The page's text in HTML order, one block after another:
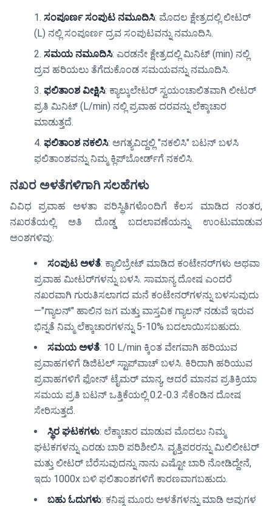
ಸಂಪೂರ್ಣ ಸಂಪುಟ ನಮೂದಿಸಿ: ಮೊದಲ ಕ್ಷೇತ್ರದಲ್ಲಿ ಲೀಟರ್
(L) ನಲ್ಲಿ ಸಂಪೂರ್ಣ ದ್ರವ ಸಂಪುಟವನ್ನು ನಮೂದಿಸಿ.
ಸಮಯ ನಮೂದಿಸಿ: ಎರಡನೇ ಕ್ಷೇತ್ರದಲ್ಲಿ ಮಿನಿಟ್ (min) ನಲ್ಲಿ
ದ್ರವ ಹರಿಯಲು ತೆಗೆದುಕೊಂಡ ಸಮಯವನ್ನು ನಮೂದಿಸಿ.
ಫಲಿತಾಂಶ ವೀಕ್ಷಿಸಿ: ಕ್ಯಾಲ್ಕುಲೇಟರ್ ಸ್ವಯಂಚಾಲಿತವಾಗಿ ಲೀಟರ್
ಪ್ರತಿ ಮಿನಿಟ್ (L/min) ನಲ್ಲಿ ಪ್ರವಾಹ ದರವನ್ನು ಲೆಕ್ಕಾಚಾರ
ಮಾಡುತ್ತದೆ.
ಫಲಿತಾಂಶ ನಕಲಿಸಿ: ಅಗತ್ಯವಿದ್ದಲ್ಲಿ "ನಕಲಿಸಿ" ಬಟನ್ ಬಳಸಿ
ಫಲಿತಾಂಶವನ್ನು ನಿಮ್ಮ ಕ್ಲಿಪ್‌ಬೋರ್ಡ್‌ಗೆ ನಕಲಿಸಿ.
ನಖರ ಅಳತೆಗಳಿಗಾಗಿ ಸಲಹೆಗಳು
ವಿವಿಧ ಪ್ರವಾಹ ಅಳತಾ ಪರಿಸ್ಥಿತಿಗಳೊಂದಿಗೆ ಕೆಲಸ ಮಾಡಿದ ನಂತರ,
ನಖರತೆಯಲ್ಲಿ ಅತಿ ದೊಡ್ಡ ಬದಲಾವಣೆಯನ್ನು ಉಂಟುಮಾಡುವ
ಅಂಶಗಳಿವು:
ಸಂಪುಟ ಅಳತೆ: ಕ್ಯಾಲಿಬ್ರೇಟ್ ಮಾಡಿದ ಕಂಟೇನರ್‌ಗಳು ಅಥವಾ
ಪ್ರವಾಹ ಮೀಟರ್‌ಗಳನ್ನು ಬಳಸಿ. ಸಾಮಾನ್ಯ ದೋಷ ಎಂದರೆ
ನಖರವಾಗಿ ಗುರುತಿಸಲಾಗದ ಮನೆ ಕಂಟೇನರ್‌ಗಳನ್ನು ಬಳಸುವುದು
—"ಗ್ಯಾಲನ್" ಹಾಲಿನ ಜಗ ಮತ್ತು ವಾಸ್ತವಿಕ ಗ್ಯಾಲನ್ ನಡುವೆ ಇರುವ
ಭಿನ್ನತೆ ನಿಮ್ಮ ಲೆಕ್ಕಾಚಾರಗಳನ್ನು 5-10% ಬದಲಾಯಿಸಬಹುದು.
ಸಮಯ ಅಳತೆ: 10 L/min ಕ್ಕಿಂತ ವೇಗವಾಗಿ ಹರಿಯುವ
ಪ್ರವಾಹಗಳಿಗೆ ಡಿಜಿಟಲ್ ಸ್ಟಾಪ್‌ವಾಚ್ ಬಳಸಿ. ಕಿರಿದಾಗಿ ಹರಿಯುವ
ಪ್ರವಾಹಗಳಿಗೆ ಫೋನ್ ಟೈಮರ್ ಮಾನ್ಯ, ಆದರೆ ಮಾನವ ಪ್ರತಿಕ್ರಿಯಾ
ಸಮಯ ಪ್ರತಿ ಬಟನ್ ಒತ್ತಿಕೆಯಲ್ಲಿ 0.2-0.3 ಸೆಕೆಂಡಿನ ದೋಷ
ಸೇರಿಸುತ್ತದೆ.
ಸ್ಥಿರ ಘಟಕಗಳು: ಲೆಕ್ಕಾಚಾರ ಮಾಡುವ ಮೊದಲು ನಿಮ್ಮ
ಘಟಕಗಳನ್ನು ಎರಡು ಬಾರಿ ಪರಿಶೀಲಿಸಿ. ವೃತ್ತಿಪರರನ್ನು ಮಿಲಿಲೀಟರ್
ಮತ್ತು ಲೀಟರ್ ಬೆರೆಸುವುದನ್ನು ನಾನು ಎಷ್ಟೋ ಬಾರಿ ನೋಡಿದ್ದೇನೆ,
ಇದು 1000x ಬಳಿ ಫಲಿತಾಂಶಗಳಿಗೆ ಕಾರಣವಾಗಬಹುದು.
ಬಹು ಓದುಗಳು: ಕನಿಷ್ಠ ಮೂರು ಅಳತೆಗಳನ್ನು ಮಾಡಿ ಅವುಗಳ